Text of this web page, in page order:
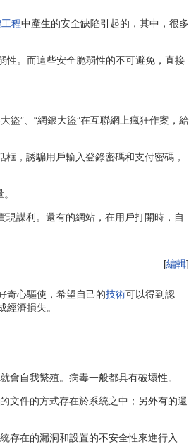
程中產生的安全缺陷引起的，其中，很多
性。而這些安全脆弱性的不可避免，直接
盜”、“網銀大盜”在互聯網上瘋狂作案，給
，誘騙用戶輸入登錄密碼和支付密碼，
謀利。還有的網站，在用戶打開時，自
[編輯]
奇心驅使，希望自己的技術可以得到認
濟損失。
自我繁殖。病毒一般都具有破壞性。
件的方式存在於系統之中；另外有的還
在的漏洞和設置的不安全性來進行入